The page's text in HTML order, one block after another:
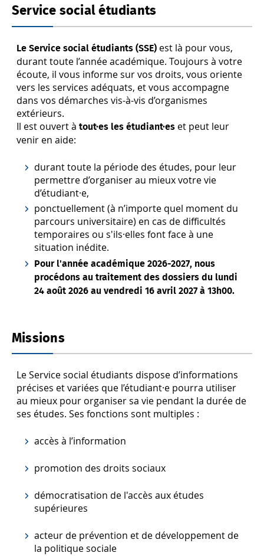
Service social étudiants
Le Service social étudiants (SSE) est là pour vous,
durant toute l’année académique. Toujours à votre
écoute, il vous informe sur vos droits, vous oriente
vers les services adéquats, et vous accompagne
dans vos démarches vis-à-vis d’organismes
extérieurs.
Il est ouvert à tout·es les étudiant·es et peut leur
venir en aide:
durant toute la période des études, pour leur
permettre d’organiser au mieux votre vie
d’étudiant·e,
ponctuellement (à n’importe quel moment du
parcours universitaire) en cas de difficultés
temporaires ou s'ils·elles font face à une
situation inédite.
Pour l'année académique 2026-2027, nous
procédons au traitement des dossiers du lundi
24 août 2026 au vendredi 16 avril 2027 à 13h00.
Missions
Le Service social étudiants dispose d’informations
précises et variées que l’étudiant·e pourra utiliser
au mieux pour organiser sa vie pendant la durée de
ses études. Ses fonctions sont multiples :
accès à l’information
promotion des droits sociaux
démocratisation de l'accès aux études
supérieures
acteur de prévention et de développement de
la politique sociale